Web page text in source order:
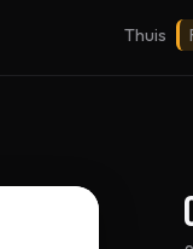
Thuis